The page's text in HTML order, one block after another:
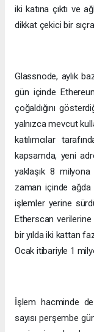
iki katına çıktı ve
dikkat çekici bir
Glassnode, aylık
gün içinde
çoğaldığını
yalnızca mevcut
katılımcılar
kapsamda, yeni
yaklaşık 8 milyona
zaman içinde ağda
işlemler yerine
Etherscan
bir yılda iki kattan
Ocak itibariyle 1
İşlem hacminde
sayısı perşembe